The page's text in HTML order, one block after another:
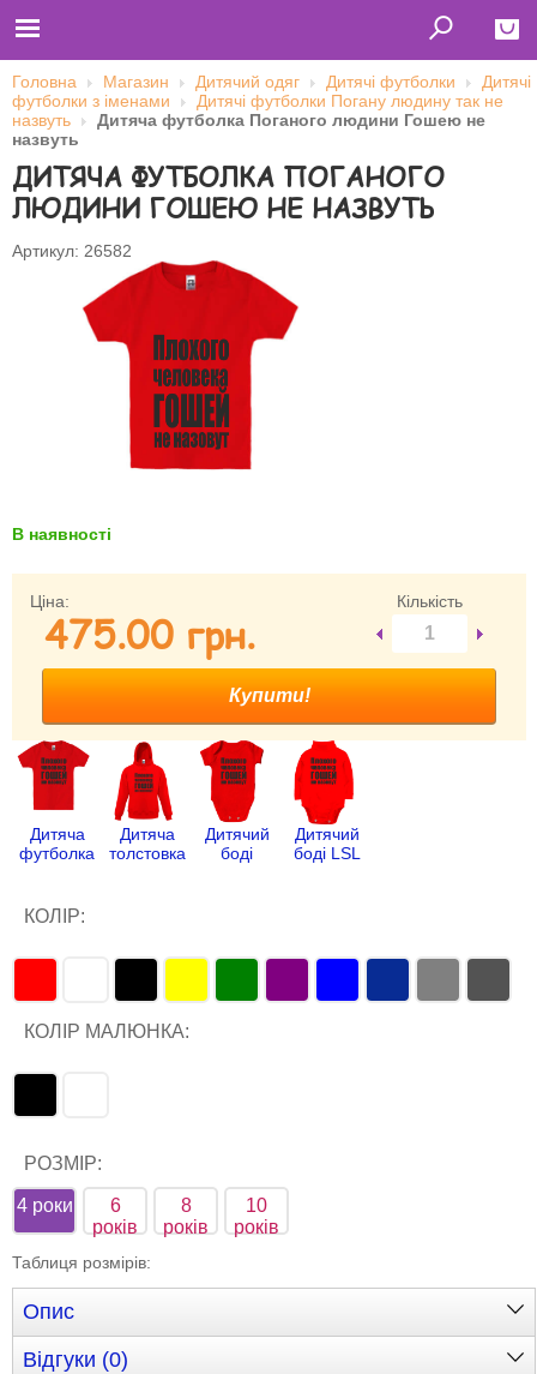
Close
Главная
Футболки
Толстовки (кенгурушки)
Свитшоты
Лонгсливы
Бейсболки
Оплата и доставка
Сотрудничество
Забули своє Ім’я Користувача?
Зареєструватися
Головна Магазин Дитячий одяг Дитячі футболки
Дитячі
футболки з іменами
Дитячі футболки Погану людину так не
назвуть
Дитяча футболка Поганого людини Гошею не
назвуть
ДИТЯЧА ФУТБОЛКА ПОГАНОГО
ЛЮДИНИ ГОШЕЮ НЕ НАЗВУТЬ
Артикул: 26582
В наявності
Ціна:
475.00 гpн.
Кількість
Дитяча
футболка
Дитяча
толстовка
Дитячий
боді
Дитячий
боді LSL
КОЛІР:
КОЛІР МАЛЮНКА:
РОЗМІР:
4 роки
6
років
8
років
10
років
Таблиця розмірів:
Опис
Відгуки (0)